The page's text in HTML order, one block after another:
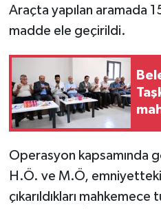
Araçta yapılan aramada
madde ele geçirildi.
Operasyon kapsamında
H.Ö. ve M.Ö,
çıkarıldıkları